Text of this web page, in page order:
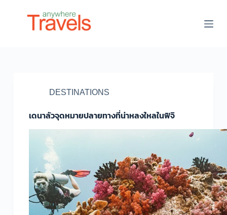
DESTINATIONS
เดนาลัวจุดหมายปลายทางที่น่าหลงใหลในฟิจิ